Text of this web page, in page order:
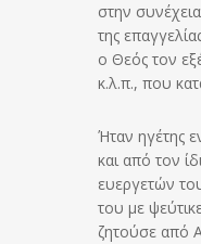
στην
της
ο Θεός τον
κ.λ.π., που
Ήταν ηγέτης
και από τον
ευεργετών
του με
ζητούσε από